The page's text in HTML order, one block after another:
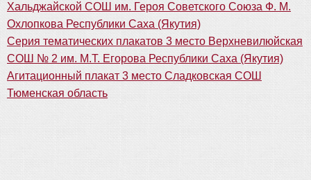
Хальджайской СОШ им. Героя Советского Союза Ф. М.
Охлопкова Республики Саха (Якутия)
Серия тематических плакатов 3 место Верхневилюйская
СОШ № 2 им. М.Т. Егорова Республики Саха (Якутия)
Агитационный плакат 3 место Сладковская СОШ
Тюменская область